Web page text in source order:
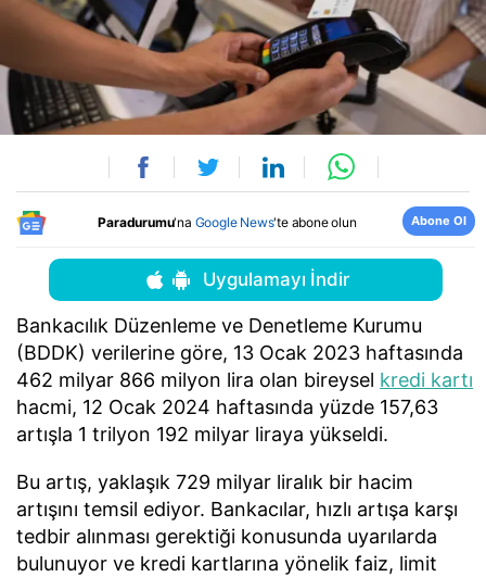
Paradurumu'na Google News'te abone olun Abone Ol
Uygulamayı İndir
Bankacılık Düzenleme ve Denetleme Kurumu
(BDDK) verilerine göre, 13 Ocak 2023 haftasında
462 milyar 866 milyon lira olan bireysel kredi kartı
hacmi, 12 Ocak 2024 haftasında yüzde 157,63
artışla 1 trilyon 192 milyar liraya yükseldi.
Bu artış, yaklaşık 729 milyar liralık bir hacim
artışını temsil ediyor. Bankacılar, hızlı artışa karşı
tedbir alınması gerektiği konusunda uyarılarda
bulunuyor ve kredi kartlarına yönelik faiz, limit